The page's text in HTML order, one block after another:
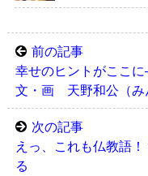
前の記事
幸せのヒントがここ
文・画 天野和公（み
次の記事
えっ、これも仏教語
る